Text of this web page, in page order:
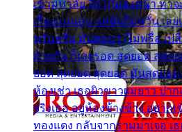
เข้ามหาลัย จิ๊กโก๊มองหน้า ท่า
เรื่องแน่นอน แต่ฉันไม่หวั่น เล
พรั่นพรือ มันตอบว่าไม่พรื่อ เปลี่
ด้วยกัน ก็เลยรอด สุดยอด สุดย
ยอด สุดยอด สุดยอด มันสุดยอ
ห้องเช่า เธอผิวขาวผมยาว ปา
จริงเธอ อยู่ห้องข้างข้าง อยาก
ทองแดง กลับจากรามมาเจอ